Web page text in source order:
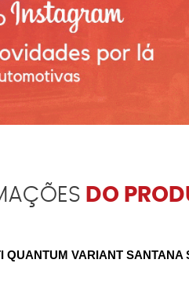
DO
VARIANT SANTANA